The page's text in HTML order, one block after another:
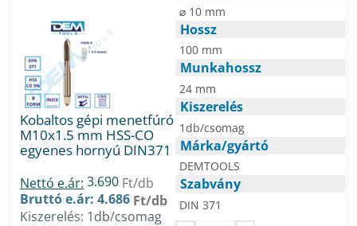
Kobaltos gépi menetfúró
M10x1.5 mm HSS-CO
egyenes hornyú DIN371
Nettó e.ár: 3.690 Ft/db
Bruttó e.ár: 4.686 Ft/db
Kiszerelés: 1db/csomag
⌀ 10 mm
Hossz
100 mm
Munkahossz
24 mm
Kiszerelés
1db/csomag
Márka/gyártó
DEMTOOLS
Szabvány
DIN 371